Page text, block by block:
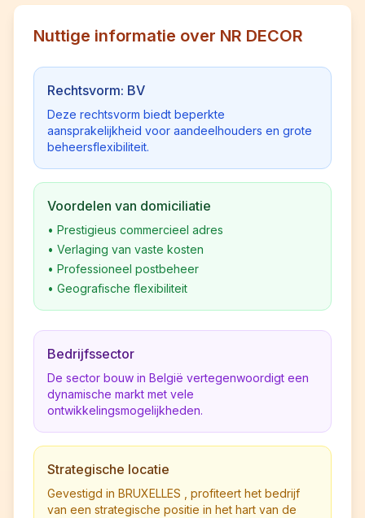
Nuttige informatie over NR DECOR
Rechtsvorm: BV
Deze rechtsvorm biedt beperkte
aansprakelijkheid voor aandeelhouders en grote
beheersflexibiliteit.
Voordelen van domiciliatie
• Prestigieus commercieel adres
• Verlaging van vaste kosten
• Professioneel postbeheer
• Geografische flexibiliteit
Bedrijfssector
De sector bouw in België vertegenwoordigt een
dynamische markt met vele
ontwikkelingsmogelijkheden.
Strategische locatie
Gevestigd in BRUXELLES , profiteert het bedrijf
van een strategische positie in het hart van de